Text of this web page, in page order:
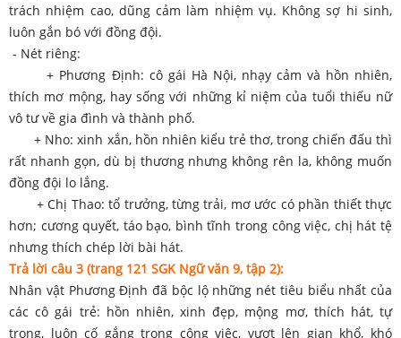
trách nhiệm cao, dũng cảm làm nhiệm vụ. Không sợ hi sinh,
luôn gắn bó với đồng đội.
- Nét riêng:
+ Phương Định: cô gái Hà Nội, nhạy cảm và hồn nhiên,
thích mơ mộng, hay sống với những kỉ niệm của tuổi thiếu nữ
vô tư về gia đình và thành phố.
+ Nho: xinh xắn, hồn nhiên kiểu trẻ thơ, trong chiến đấu thì
rất nhanh gọn, dù bị thương nhưng không rên la, không muốn
đồng đội lo lắng.
+ Chị Thao: tổ trưởng, từng trải, mơ ước có phần thiết thực
hơn; cương quyết, táo bạo, bình tĩnh trong công việc, chị hát tệ
nhưng thích chép lời bài hát.
Trả lời câu 3 (trang 121 SGK Ngữ văn 9, tập 2):
Nhân vật Phương Định đã bộc lộ những nét tiêu biểu nhất của
các cô gái trẻ: hồn nhiên, xinh đẹp, mộng mơ, thích hát, tự
trọng, luôn cố gắng trong công việc, vượt lên gian khổ, khó